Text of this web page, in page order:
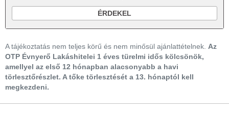
ÉRDEKEL
A tájékoztatás nem teljes körű és nem minősül ajánlattételnek. Az
OTP Évnyerő Lakáshitelei 1 éves türelmi idős kölcsönök,
amellyel az első 12 hónapban alacsonyabb a havi
törlesztőrészlet. A tőke törlesztését a 13. hónaptól kell
megkezdeni.